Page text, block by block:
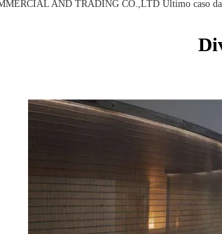
AND TRADING CO.,LTD Último caso da